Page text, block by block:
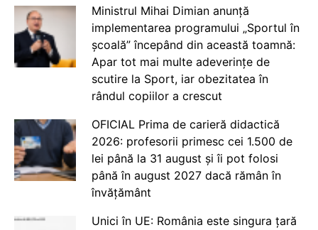
Ministrul Mihai Dimian anunță
implementarea programului „Sportul în
școală” începând din această toamnă:
Apar tot mai multe adeverințe de
scutire la Sport, iar obezitatea în
rândul copiilor a crescut
OFICIAL Prima de carieră didactică
2026: profesorii primesc cei 1.500 de
lei până la 31 august și îi pot folosi
până în august 2027 dacă rămân în
învățământ
Unici în UE: România este singura țară